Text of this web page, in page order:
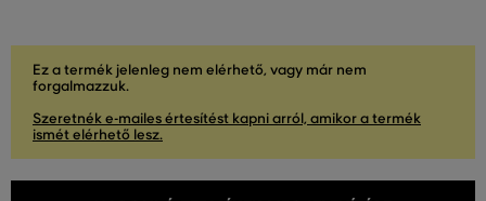
Ez a termék jelenleg nem elérhető, vagy már nem
forgalmazzuk.
Szeretnék e-mailes értesítést kapni arról, amikor a termék
ismét elérhető lesz.